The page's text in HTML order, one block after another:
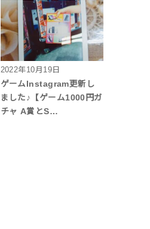
2022年10月19日
ゲームInstagram更新し
ました♪【ゲーム1000円ガ
チャ A賞とS…